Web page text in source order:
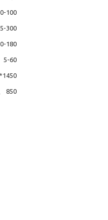
100
300
180
5-60
850